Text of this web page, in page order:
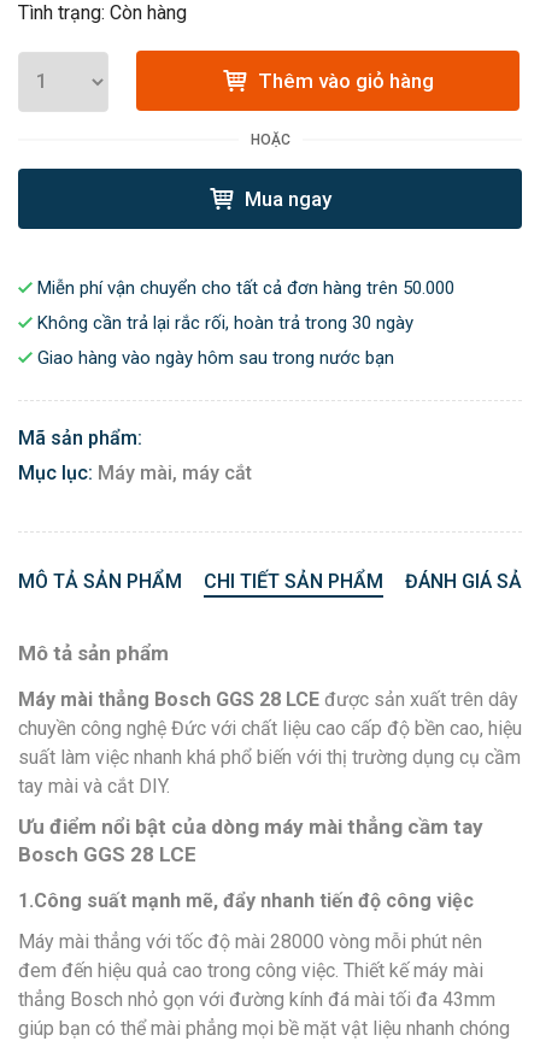
Tình trạng: Còn hàng
Thêm vào giỏ hàng
HOẶC
Mua ngay
Miễn phí vận chuyển cho tất cả đơn hàng trên 50.000
Không cần trả lại rắc rối, hoàn trả trong 30 ngày
Giao hàng vào ngày hôm sau trong nước bạn
Mã sản phẩm:
Mục lục: Máy mài, máy cắt
MÔ TẢ SẢN PHẨM CHI TIẾT SẢN PHẨM ĐÁNH GIÁ
Mô tả sản phẩm
Máy mài thẳng Bosch GGS 28 LCE được sản xuất trên dây
chuyền công nghệ Đức với chất liệu cao cấp độ bền cao, hiệu
suất làm việc nhanh khá phổ biến với thị trường dụng cụ cầm
tay mài và cắt DIY.
Ưu điểm nổi bật của dòng máy mài thẳng cầm tay
Bosch GGS 28 LCE
1.Công suất mạnh mẽ, đẩy nhanh tiến độ công việc
Máy mài thẳng với tốc độ mài 28000 vòng mỗi phút nên
đem đến hiệu quả cao trong công việc. Thiết kế máy mài
thẳng Bosch nhỏ gọn với đường kính đá mài tối đa 43mm
giúp bạn có thể mài phẳng mọi bề mặt vật liệu nhanh chóng